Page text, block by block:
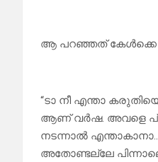
ആ പറഞ്ഞത് കേൾക്കെ
“ടാ നീ എന്താ
ആണ് വർഷ. അവളെ
നടന്നാൽ
അതോണ്ടല്ലേ